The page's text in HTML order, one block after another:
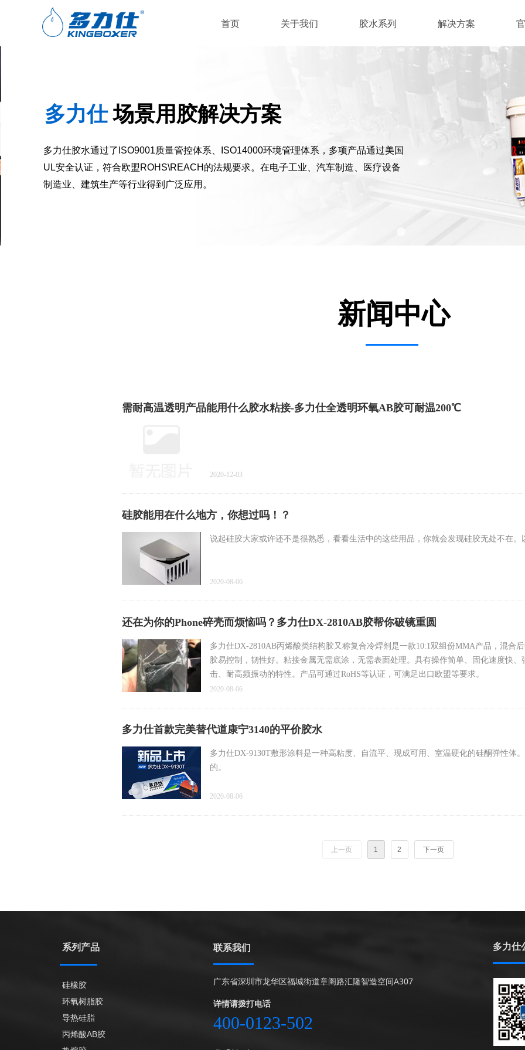
首页 关于我们 胶水系列 解决方案
多力仕胶水通过了ISO9001质量管控体系、ISO14000环境管理体系，多项产品通过美国
UL安全认证，符合欧盟ROHS\REACH的法规要求。在电子工业、汽车制造、医疗设备
制造业、建筑生产等行业得到广泛应用。
多力仕场景用胶解决方案
新闻中心
需耐高温透明产品能用什么胶水粘接-多力仕全透明环氧AB胶可耐温200℃
2020-12-03
硅胶能用在什么地方，你想过吗！？
说起硅胶大家或许还不是很熟悉，看看生活中的这些用品，你就会发现硅胶无处不在
2020-08-06
还在为你的Phone碎壳而烦恼吗？多力仕DX-2810AB胶帮你破镜重圆
多力仕DX-2810AB丙烯酸类结构胶又称复合冷焊剂是一款10:1双组份MMA产品，混合
胶易控制，韧性好。粘接金属无需底涂，无需表面处理。具有操作简单、固化速度快
击、耐高频振动的特性。产品可通过RoHS等认证，可满足出口欧盟等要求。
2020-08-06
多力仕首款完美替代道康宁3140的平价胶水
多力仕DX-9130T敷形涂料是一种高粘度、自流平、现成可用、室温硬化的硅酮弹性体
的。
2020-08-06
上一页 1 2 下一页
系列产品
硅橡胶
环氧树脂胶
导热硅脂
丙烯酸AB胶
联系我们
广东省深圳市龙华区福城街道章阁路汇隆智造空间A307
详情请拨打电话
400-0123-502
多力仕